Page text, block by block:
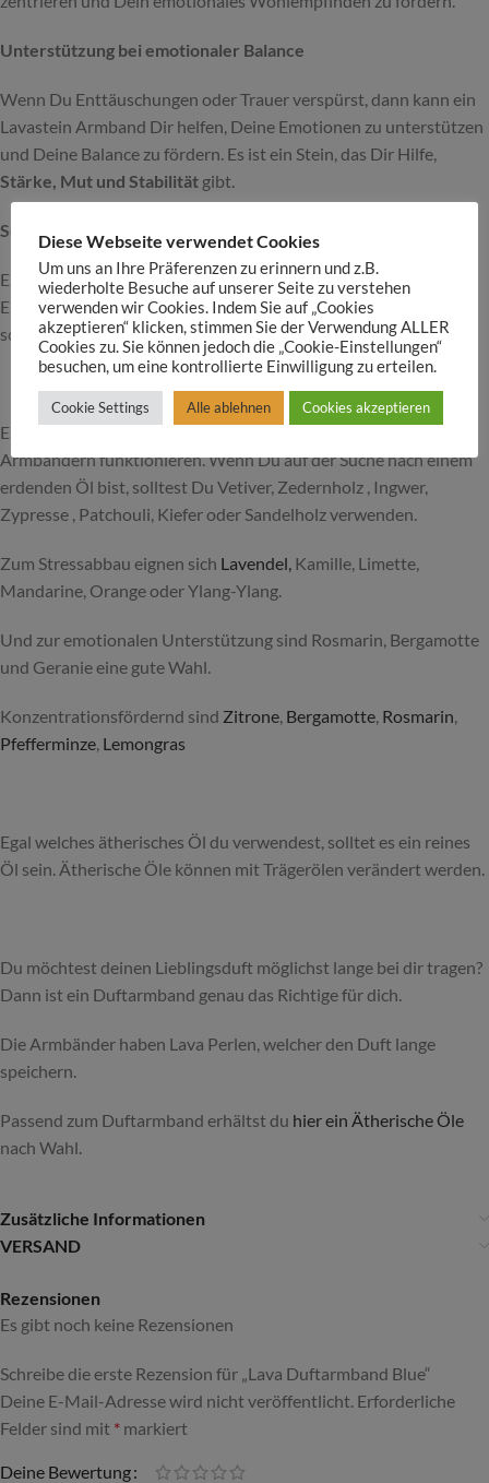
Unterstützung bei emotionaler Balance
Wenn Du Enttäuschungen oder Trauer verspürst, dann kann ein
Lavastein Armband Dir helfen, Deine Emotionen zu unterstützen
und Deine Balance zu fördern. Es ist ein Stein, das Dir Hilfe,
Stärke, Mut und Stabilität gibt.
Schutz gegen Negativität
Entstanden aus geschmolzener Lava ist er für seine feurige
Energie bekannt, der Dich vor Negativität schützen soll. Dieser
schwarze Stein unterstützt Deine positiven Energien.
Es gibt eine Vielzahl von ätherischen Ölen, die perfekt mit Lava
Armbändern funktionieren. Wenn Du auf der Suche nach einem
erdenden Öl bist, solltest Du Vetiver, Zedernholz , Ingwer,
Zypresse , Patchouli, Kiefer oder Sandelholz verwenden.
Zum Stressabbau eignen sich Lavendel, Kamille, Limette,
Mandarine, Orange oder Ylang-Ylang.
Und zur emotionalen Unterstützung sind Rosmarin, Bergamotte
und Geranie eine gute Wahl.
Konzentrationsfördernd sind Zitrone, Bergamotte, Rosmarin,
Pfefferminze, Lemongras
Egal welches ätherisches Öl du verwendest, solltet es ein reines
Öl sein. Ätherische Öle können mit Trägerölen verändert werden.
Du möchtest deinen Lieblingsduft möglichst lange bei dir tragen?
Dann ist ein Duftarmband genau das Richtige für dich.
Die Armbänder haben Lava Perlen, welcher den Duft lange
speichern.
Passend zum Duftarmband erhältst du hier ein Ätherische Öle
nach Wahl.
Zusätzliche Informationen
VERSAND
Rezensionen
Es gibt noch keine Rezensionen
Schreibe die erste Rezension für „Lava Duftarmband Blue“
Deine E-Mail-Adresse wird nicht veröffentlicht. Erforderliche
Felder sind mit * markiert
Deine Bewertung
Alternative:
Diese Webseite verwendet Cookies
Um uns an Ihre Präferenzen zu erinnern und z.B.
wiederholte Besuche auf unserer Seite zu verstehen
verwenden wir Cookies. Indem Sie auf „Cookies
akzeptieren“ klicken, stimmen Sie der Verwendung ALLER
Cookies zu. Sie können jedoch die „Cookie-Einstellungen“
besuchen, um eine kontrollierte Einwilligung zu erteilen.
Cookie Settings Alle ablehnen Cookies akzeptieren